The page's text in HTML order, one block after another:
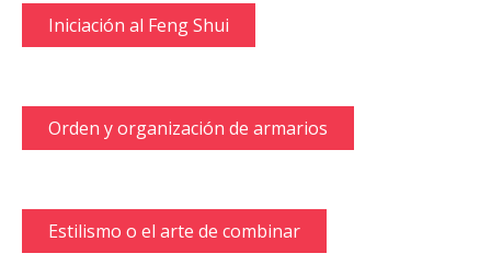
Iniciación al Feng Shui
Orden y organización de armarios
Estilismo o el arte de combinar